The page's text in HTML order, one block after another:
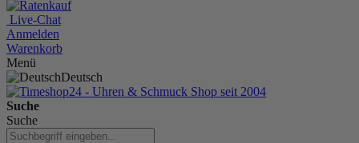
Live-Chat
Anmelden
Warenkorb
Menü
Deutsch
Suche
Suche